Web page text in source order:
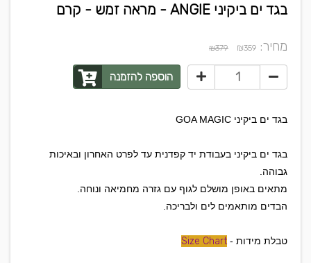
בגד ים ביקיני ANGIE - מראה זמש - קרם
מחיר: ₪359
₪379
הוספה להזמנה
בגד ים ביקיני GOA MAGIC
בגד ים ביקיני בעבודת יד קפדנית עד לפרט האחרון ובאיכות
גבוהה.
מתאים באופן מושלם לגוף עם גזרה מחמיאה ונוחה.
הבדים מותאמים לים ולבריכה.
טבלת מידות - Size Chart